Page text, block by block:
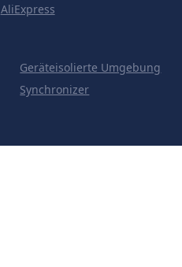
AliExpress
Geräteisolierte Umgebung
Synchronizer